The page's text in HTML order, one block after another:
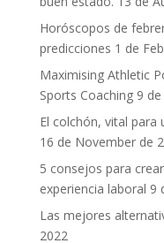
Horóscopos de
predicciones 1 de
Maximising Athletic
Sports Coaching 9
El colchón, vital para
16 de November de
5 consejos para
experiencia laboral 9
Las mejores
2022